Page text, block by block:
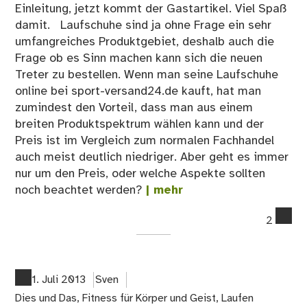
Einleitung, jetzt kommt der Gastartikel. Viel Spaß
damit. Laufschuhe sind ja ohne Frage ein sehr
umfangreiches Produktgebiet, deshalb auch die
Frage ob es Sinn machen kann sich die neuen
Treter zu bestellen. Wenn man seine Laufschuhe
online bei sport-versand24.de kauft, hat man
zumindest den Vorteil, dass man aus einem
breiten Produktspektrum wählen kann und der
Preis ist im Vergleich zum normalen Fachhandel
auch meist deutlich niedriger. Aber geht es immer
nur um den Preis, oder welche Aspekte sollten
noch beachtet werden? | mehr
2
1. Juli 2013
Sven
Dies und Das, Fitness für Körper und Geist, Laufen